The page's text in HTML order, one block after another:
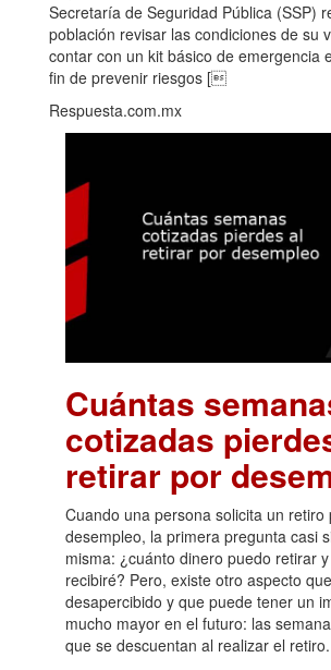
Secretaría de Seguridad Pública (SSP)
población revisar las condiciones de su
contar con un kit básico de emergencia
fin de prevenir riesgos [
Respuesta.com.mx
Cuántas
cotizadas
retirar por
Cuando una persona solicita un retiro
desempleo, la primera pregunta casi
misma: ¿cuánto dinero puedo retirar
recibiré? Pero, existe otro aspecto
desapercibido y que puede tener un
mucho mayor en el futuro: las
que se descuentan al realizar el retiro.